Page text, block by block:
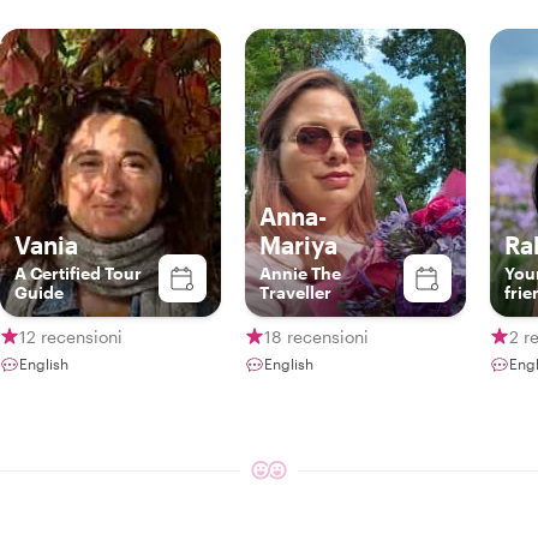
Vania
A Certified Tour
Guide
12 recensioni
English
Anna-
Mariya
Annie The
Traveller
18 recensioni
English
2